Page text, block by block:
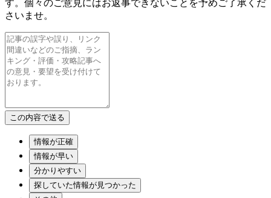
す。個々のご意見にはお返事できないことを予めご了承くだ
さいませ。
情報が正確
情報が早い
分かりやすい
探していた情報が見つかった